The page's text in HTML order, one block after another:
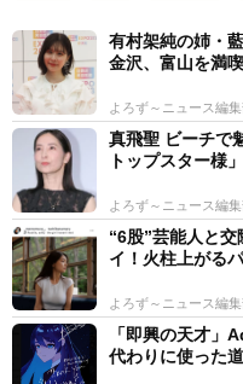
有村架純の姉・
金沢、富山を満
よろず～ニュース編
真飛聖 ビーチで
トップスター様
よろず～ニュース編
“6股”芸能人と
イ！火柱上がる
よろず～ニュース編
「即興の天才」
代わりに使った